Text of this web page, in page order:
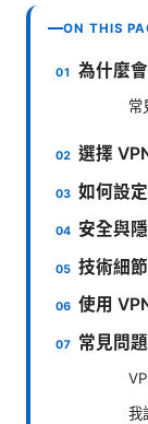
ON THIS
為什麼
常
選擇
如何設
安全與
技術細
使用
常見問
我